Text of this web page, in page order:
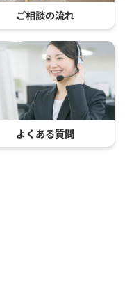
ご相談の流れ
よくある質問